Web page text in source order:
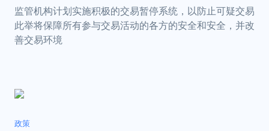
监管机构计划实施积极的交易暂停系统，以防止可疑交易
此举将保障所有参与交易活动的各方的安全和安全，并改
善交易环境
政策